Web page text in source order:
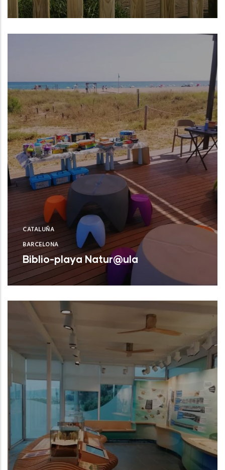
Vilanova i la Geltrú (Barcelona)
CATALUÑA
BARCELONA
Biblio-playa Natur@ula
Castelldefels (Barcelona)